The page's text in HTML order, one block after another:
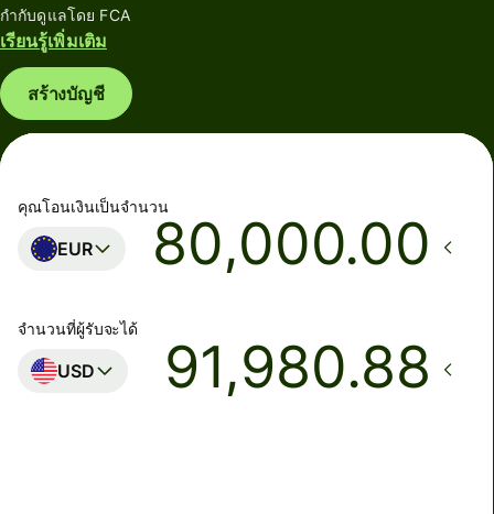
กำกับดูแลโดย FCA
เรียนรู้เพิ่มเติม
สร้างบัญชี
คุณโอนเงินเป็นจำนวน
EUR .00
จำนวนที่ผู้รับจะได้
USD